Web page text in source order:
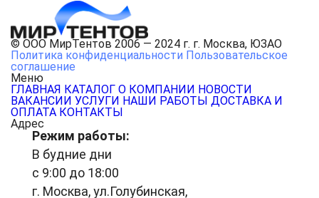
© ООО МирТентов 2006 — 2024 г. г. Москва, ЮЗАО
Политика конфиденциальности Пользовательское
соглашение
Меню
ГЛАВНАЯ КАТАЛОГ О КОМПАНИИ НОВОСТИ
ВАКАНСИИ УСЛУГИ НАШИ РАБОТЫ ДОСТАВКА И
ОПЛАТА КОНТАКТЫ
Адрес
Режим работы:
В будние дни
с 9:00 до 18:00
г. Москва, ул.Голубинская,